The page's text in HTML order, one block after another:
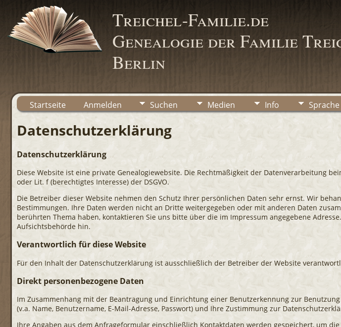
Treichel-Familie.de
Genealogie der Familie
Berlin
Startseite Anmelden Suchen Medien Info Sprache
Datenschutzerklärung
Datenschutzerklärung
Diese Website ist eine private Genealogiewebsite. Die Rechtmäßigkeit der Datenverarbeitung
oder Lit. f (berechtigtes Interesse) der DSGVO.
Die Betreiber dieser Website nehmen den Schutz Ihrer persönlichen Daten sehr ernst. Wir
Bestimmungen. Ihre Daten werden nicht an Dritte weitergegeben oder mit anderen Daten
berührten Thema haben, kontaktieren Sie uns bitte über die im Impressum angegebene
Aufsichtsbehörde hin.
Verantwortlich für diese Website
Für den Inhalt der Datenschutzerklärung ist ausschließlich der Betreiber der Website
Direkt personenbezogene Daten
Im Zusammenhang mit der Beantragung und Einrichtung einer Benutzerkennung zur
(v.a. Name, Benutzername, E-Mail-Adresse, Passwort) und Ihre Zustimmung zur
Ihre Angaben aus dem Anfrageformular einschließlich Kontaktdaten werden gespeichert, um